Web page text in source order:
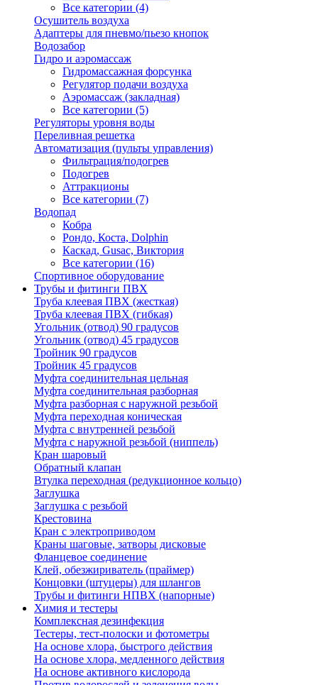
Все категории (4)
Осушитель воздуха
Адаптеры для пневмо/пьезо кнопок
Водозабор
Гидро и аэромассаж
Гидромассажная форсунка
Регулятор подачи воздуха
Аэромассаж (закладная)
Все категории (5)
Регуляторы уровня воды
Переливная решетка
Автоматизация (пульты управления)
Фильтрация/подогрев
Подогрев
Аттракционы
Все категории (7)
Водопад
Кобра
Рондо, Коста, Dolphin
Каскад, Gusac, Виктория
Все категории (16)
Спортивное оборудование
Трубы и фитинги ПВХ
Труба клеевая ПВХ (жесткая)
Труба клеевая ПВХ (гибкая)
Угольник (отвод) 90 градусов
Угольник (отвод) 45 градусов
Тройник 90 градусов
Тройник 45 градусов
Муфта соединительная цельная
Муфта соединительная разборная
Муфта разборная с наружной резьбой
Муфта переходная коническая
Муфта с внутренней резьбой
Муфта с наружной резьбой (ниппель)
Кран шаровый
Обратный клапан
Втулка переходная (редукционное кольцо)
Заглушка
Заглушка с резьбой
Крестовина
Кран с электроприводом
Краны шаговые, затворы дисковые
Фланцевое соединение
Клей, обезжириватель (праймер)
Концовки (штуцеры) для шлангов
Трубы и фитинги НПВХ (напорные)
Химия и тестеры
Комплексная дезинфекция
Тестеры, тест-полоски и фотометры
На основе хлора, быстрого действия
На основе хлора, медленного действия
На основе активного кислорода